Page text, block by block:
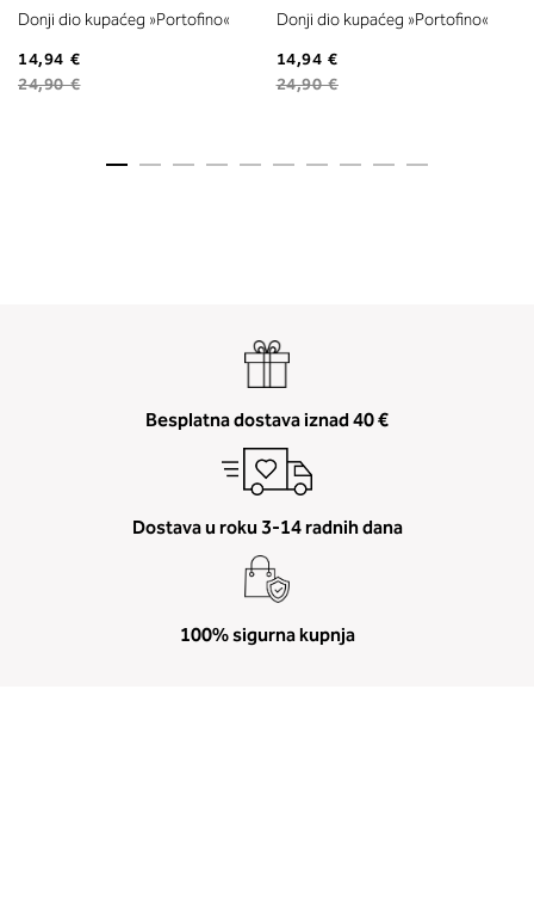
Donji dio kupaćeg »Portofino«
14,94 €
24,90 €
Donji dio kupaćeg »Portofino«
14,94 €
24,90 €
Besplatna dostava iznad 40 €
Dostava u roku 3-14 radnih dana
100% sigurna kupnja